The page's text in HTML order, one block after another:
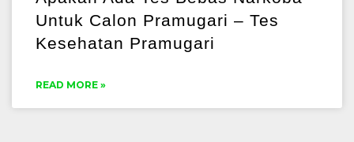
Untuk Calon Pramugari – Tes
Kesehatan Pramugari
READ MORE »